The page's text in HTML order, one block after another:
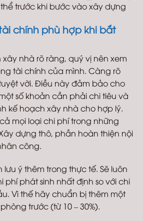
trước khi bước vào xây dựng
chính phù hợp khi bắt
nhà rõ ràng, quý vị nên xem
tài chính của mình. Càng rõ
vời. Điều này đảm bảo cho
số khoản cần phải chi tiêu và
kế hoạch xây nhà cho hợp lý.
mọi loại chi phí trong những
dựng thô, phần hoàn thiện nội
công.
ý thêm trong thực tế. Sẽ luôn
phí phát sinh nhất định so với chi
Vì thế hãy chuẩn bị thêm một
trước (từ 10 – 30%).